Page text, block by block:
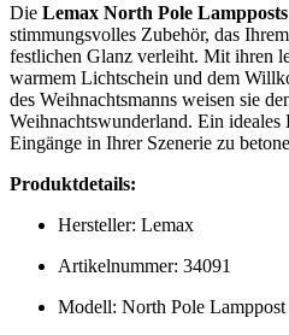
Die Lemax North Pole Lampposts
stimmungsvolles Zubehör, das
festlichen Glanz verleiht. Mit ihren
warmem Lichtschein und dem
des Weihnachtsmanns weisen sie
Weihnachtswunderland. Ein ideales
Eingänge in Ihrer Szenerie zu
Produktdetails:
Hersteller: Lemax
Artikelnummer: 34091
Modell: North Pole Lamppost